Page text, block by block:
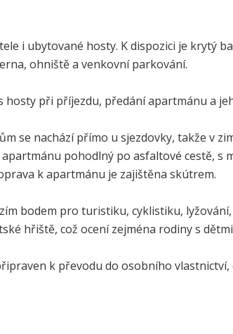
i ubytované hosty. K dispozici je krytý
ohniště a venkovní parkování.
při příjezdu, předání apartmánu a
se nachází přímo u sjezdovky, takže v
pohodlný po asfaltové cestě,
k apartmánu je zajištěna skútrem.
bodem pro turistiku, cyklistiku,
hřiště, což ocení zejména rodiny s
k převodu do osobního